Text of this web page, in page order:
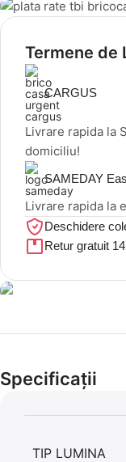
Termene de
CARGUS
Livrare rapida la
domiciliu!
SAMEDAY
Livrare rapida la
Deschidere
Retur gratuit
Cel mai mic preț!
56,86 LEI
Specificații
TIP LUMINA